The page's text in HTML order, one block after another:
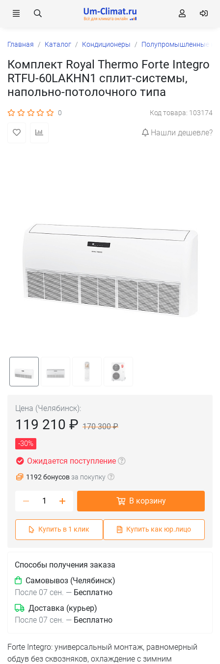
Главная Каталог Кондиционеры Полупромышленные
Комплект Royal Thermo Forte Integro
RTFU-60LAKHN1 сплит-системы,
напольно-потолочного типа
0 Код товара: 103174
Нашли дешевле?
Цена (Челябинск):
119 210 ₽ 170 300 ₽
-30%
Ожидается поступление
1192 бонусов за покупку
В корзину
Купить в 1 клик Купить как юр.лицо
Способы получения заказа
Самовывоз (Челябинск)
После 07 сен. — Бесплатно
Доставка (курьер)
После 07 сен. — Бесплатно
Forte Integro: универсальный монтаж, равномерный
обдув без сквозняков, охлаждение с зимним